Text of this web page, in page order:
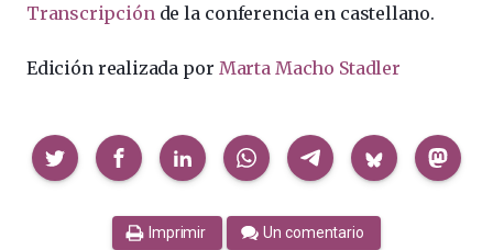
Transcripción de la conferencia en castellano.
Edición realizada por Marta Macho Stadler
Compartir
Imprimir Un comentario